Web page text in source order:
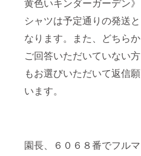
黄色いキンダーガーデン》
シャツは予定通りの発送と
なります。また、どちらか
ご回答いただいていない方
もお選びいただいて返信願
います。
園長、６０６８番でフルマ